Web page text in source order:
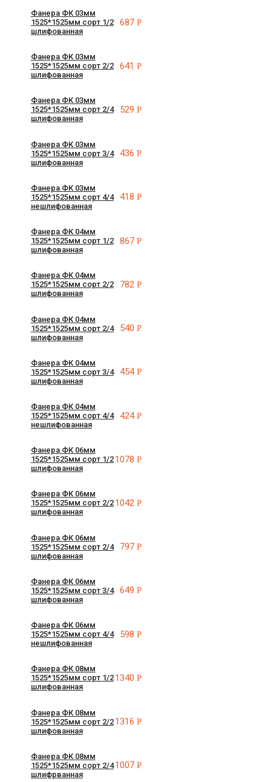
Фанера ФК 03мм
1525*1525мм сорт 1/2
шлифованная
687Р
Фанера ФК 03мм
1525*1525мм сорт 2/2
шлифованная
641Р
Фанера ФК 03мм
1525*1525мм сорт 2/4
шлифованная
529Р
Фанера ФК 03мм
1525*1525мм сорт 3/4
шлифованная
436Р
Фанера ФК 03мм
1525*1525мм сорт 4/4
нешлифованная
418Р
Фанера ФК 04мм
1525*1525мм сорт 1/2
шлифованная
867Р
Фанера ФК 04мм
1525*1525мм сорт 2/2
шлифованная
782Р
Фанера ФК 04мм
1525*1525мм сорт 2/4
шлифованная
540Р
Фанера ФК 04мм
1525*1525мм сорт 3/4
шлифованная
454Р
Фанера ФК 04мм
1525*1525мм сорт 4/4
нешлифованная
424Р
Фанера ФК 06мм
1525*1525мм сорт 1/2
шлифованная
1078Р
Фанера ФК 06мм
1525*1525мм сорт 2/2
шлифованная
1042Р
Фанера ФК 06мм
1525*1525мм сорт 2/4
шлифованная
797Р
Фанера ФК 06мм
1525*1525мм сорт 3/4
шлифованная
649Р
Фанера ФК 06мм
1525*1525мм сорт 4/4
нешлифованная
598Р
Фанера ФК 08мм
1525*1525мм сорт 1/2
шлифованная
1340Р
Фанера ФК 08мм
1525*1525мм сорт 2/2
шлифованная
1316Р
Фанера ФК 08мм
1525*1525мм сорт 2/4
шлифрванная
1007Р